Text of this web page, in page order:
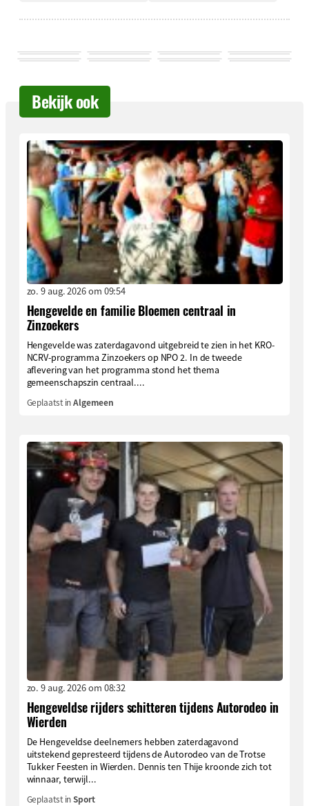
Bekijk ook
zo. 9 aug. 2026 om 09:54
Hengevelde en familie Bloemen centraal in
Zinzoekers
Hengevelde was zaterdagavond uitgebreid te zien in het KRO-
NCRV-programma Zinzoekers op NPO 2. In de tweede
aflevering van het programma stond het thema
gemeenschapszin centraal....
Geplaatst inAlgemeen
zo. 9 aug. 2026 om 08:32
Hengeveldse rijders schitteren tijdens Autorodeo in
Wierden
De Hengeveldse deelnemers hebben zaterdagavond
uitstekend gepresteerd tijdens de Autorodeo van de Trotse
Tukker Feesten in Wierden. Dennis ten Thije kroonde zich tot
winnaar, terwijl...
Geplaatst inSport